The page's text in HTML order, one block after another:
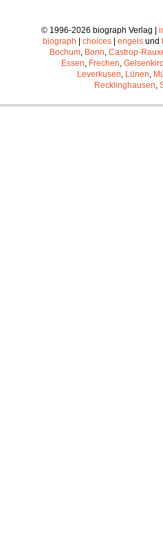
© 1996-2026 biograph Verlag |
biograph | choices | engels und
Bochum Bonn Castrop-
Essen Frechen
Leverkusen Lünen
Recklinghausen